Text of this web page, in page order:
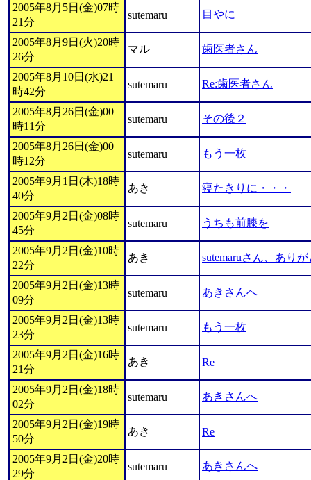
2005年8月5日(金)07時
21分
sutemaru 目やに
2005年8月9日(火)20時
26分
マル 歯医者さん
2005年8月10日(水)21
時42分
sutemaru Re:歯医者さん
2005年8月26日(金)00
時11分
sutemaru その後２
2005年8月26日(金)00
時12分
sutemaru もう一枚
2005年9月1日(木)18時
40分
あき 寝たきりに・・・
2005年9月2日(金)08時
45分
sutemaru うちも前膝を
2005年9月2日(金)10時
22分
あき sutemaruさん、あり
2005年9月2日(金)13時
09分
sutemaru あきさんへ
2005年9月2日(金)13時
23分
sutemaru もう一枚
2005年9月2日(金)16時
21分
あき Re
2005年9月2日(金)18時
02分
sutemaru あきさんへ
2005年9月2日(金)19時
50分
あき Re
2005年9月2日(金)20時
29分
sutemaru あきさんへ